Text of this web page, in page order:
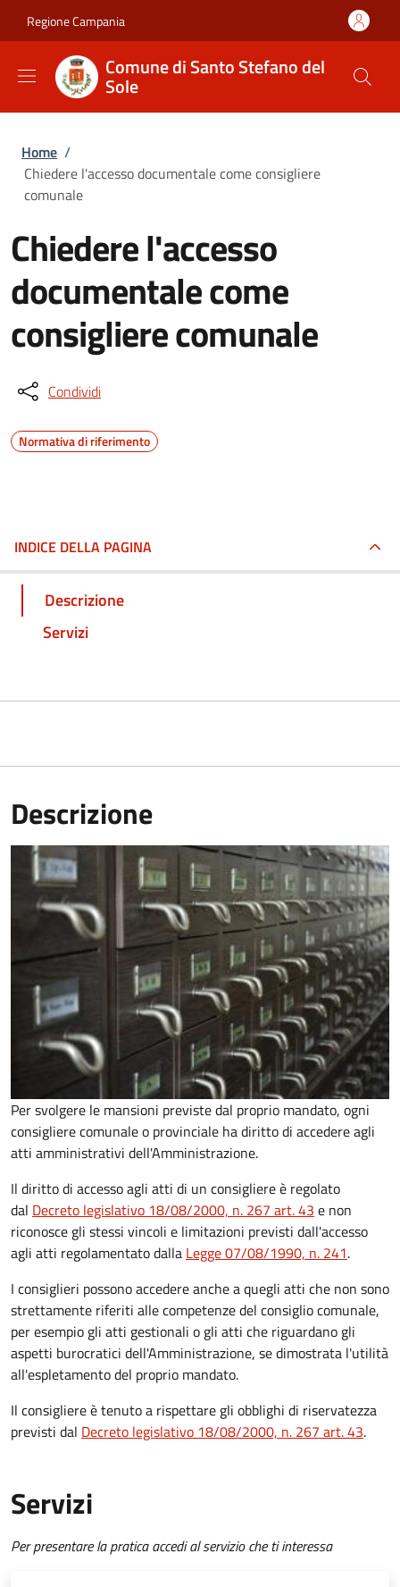
Regione Campania
Comune di Santo Stefano del
Sole
Briciole di pane
Home /
Chiedere l'accesso documentale come consigliere
comunale
Chiedere l'accesso
documentale come
consigliere comunale
Condividi
Normativa di riferimento
INDICE DELLA PAGINA
Descrizione
Servizi
Descrizione
Per svolgere le mansioni previste dal proprio mandato, ogni
consigliere comunale o provinciale ha diritto di accedere agli
atti amministrativi dell'Amministrazione.
Il diritto di accesso agli atti di un consigliere è regolato
dal Decreto legislativo 18/08/2000, n. 267 art. 43 e non
riconosce gli stessi vincoli e limitazioni previsti dall'accesso
agli atti regolamentato dalla Legge 07/08/1990, n. 241.
I consiglieri possono accedere anche a quegli atti che non sono
strettamente riferiti alle competenze del consiglio comunale,
per esempio gli atti gestionali o gli atti che riguardano gli
aspetti burocratici dell'Amministrazione, se dimostrata l'utilità
all'espletamento del proprio mandato.
Il consigliere è tenuto a rispettare gli obblighi di riservatezza
previsti dal Decreto legislativo 18/08/2000, n. 267 art. 43.
Servizi
Per presentare la pratica accedi al servizio che ti interessa